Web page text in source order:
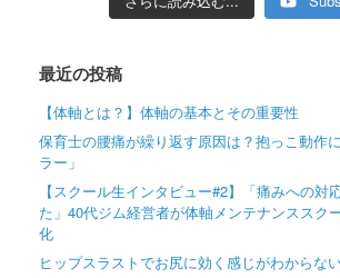
最近の投稿
【体軸とは？】体軸の基本とその重要性
保育士の腰痛が繰り返す原因は？抱っこ動作
ラー」
【スクール生インタビュー#2】「痛みへの対
た」40代ジム経営者が体軸メンテナンススク
化
ヒップスラストでお尻に効く感じがわからな